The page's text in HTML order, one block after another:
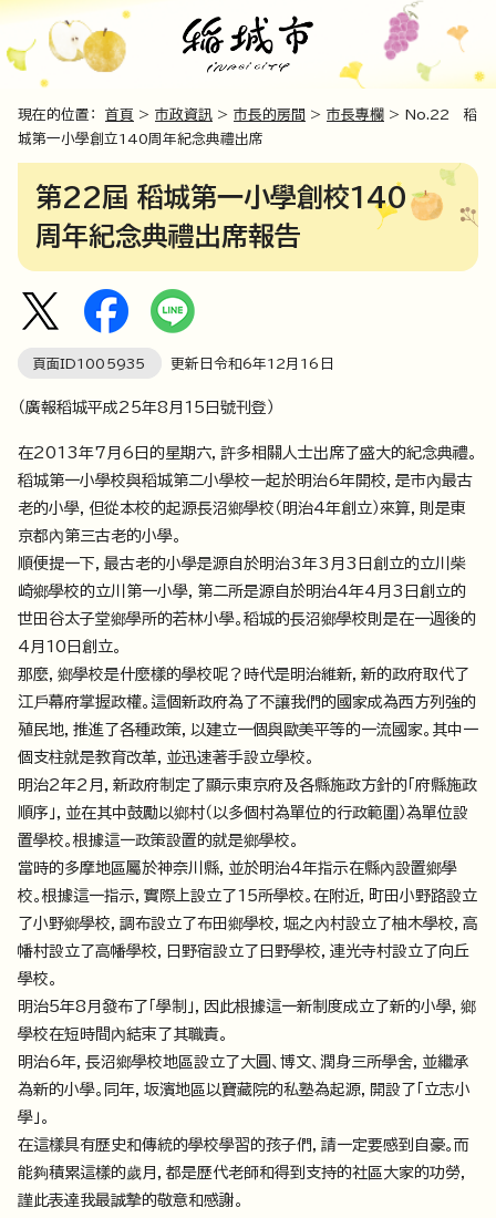
現在的位置： 首頁 > 市政資訊 > 市長的房間 > 市長專欄 > No.22 稻
城第一小學創立140周年紀念典禮出席
第22屆 稻城第一小學創校140
周年紀念典禮出席報告
頁面ID1005935 更新日令和6年12月 16 日
（廣報稻城平成25年8月15日號刊登）
在2013年7月6日的星期六，許多相關人士出席了盛大的紀念典禮。
稻城第一小學校與稻城第二小學校一起於明治6年開校，是市內最古
老的小學，但從本校的起源長沼鄉學校（明治4年創立）來算，則是東
京都內第三古老的小學。
順便提一下，最古老的小學是源自於明治3年3月3日創立的立川柴
崎鄉學校的立川第一小學，第二所是源自於明治4年4月3日創立的
世田谷太子堂鄉學所的若林小學。稻城的長沼鄉學校則是在一週後的
4月10日創立。
那麼，鄉學校是什麼樣的學校呢？時代是明治維新，新的政府取代了
江戶幕府掌握政權。這個新政府為了不讓我們的國家成為西方列強的
殖民地，推進了各種政策，以建立一個與歐美平等的一流國家。其中一
個支柱就是教育改革，並迅速著手設立學校。
明治2年2月，新政府制定了顯示東京府及各縣施政方針的「府縣施政
順序」，並在其中鼓勵以鄉村（以多個村為單位的行政範圍）為單位設
置學校。根據這一政策設置的就是鄉學校。
當時的多摩地區屬於神奈川縣，並於明治4年指示在縣內設置鄉學
校。根據這一指示，實際上設立了15所學校。在附近，町田小野路設立
了小野鄉學校，調布設立了布田鄉學校，堀之內村設立了柚木學校，高
幡村設立了高幡學校，日野宿設立了日野學校，連光寺村設立了向丘
學校。
明治5年8月發布了「學制」，因此根據這一新制度成立了新的小學，鄉
學校在短時間內結束了其職責。
明治6年，長沼鄉學校地區設立了大圓、博文、潤身三所學舍，並繼承
為新的小學。同年，坂濱地區以寶藏院的私塾為起源，開設了「立志小
學」。
在這樣具有歷史和傳統的學校學習的孩子們，請一定要感到自豪。而
能夠積累這樣的歲月，都是歷代老師和得到支持的社區大家的功勞，
謹此表達我最誠摯的敬意和感謝。